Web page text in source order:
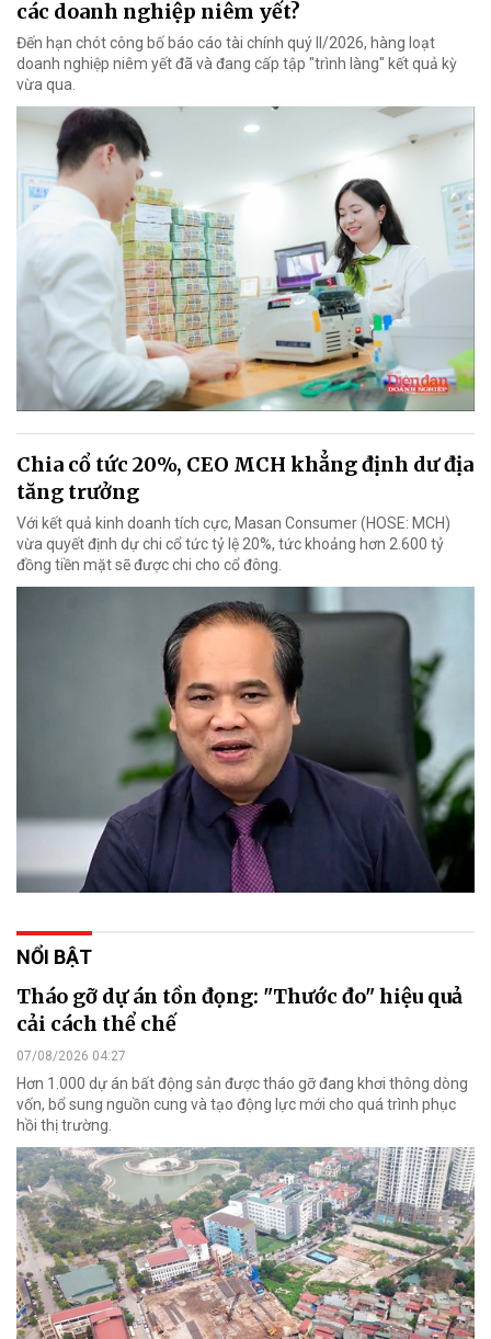
các doanh nghiệp niêm yết?
Đến hạn chót công bố báo cáo tài chính quý II/2026, hàng loạt
doanh nghiệp niêm yết đã và đang cấp tập "trình làng" kết quả kỳ
vừa qua.
Chia cổ tức 20%, CEO MCH khẳng định dư địa
tăng trưởng
Với kết quả kinh doanh tích cực, Masan Consumer (HOSE: MCH)
vừa quyết định dự chi cổ tức tỷ lệ 20%, tức khoảng hơn 2.600 tỷ
đồng tiền mặt sẽ được chi cho cổ đông.
NỔI BẬT
Tháo gỡ dự án tồn đọng: "Thước đo" hiệu quả
cải cách thể chế
07/08/2026 04:27
Hơn 1.000 dự án bất động sản được tháo gỡ đang khơi thông dòng
vốn, bổ sung nguồn cung và tạo động lực mới cho quá trình phục
hồi thị trường.